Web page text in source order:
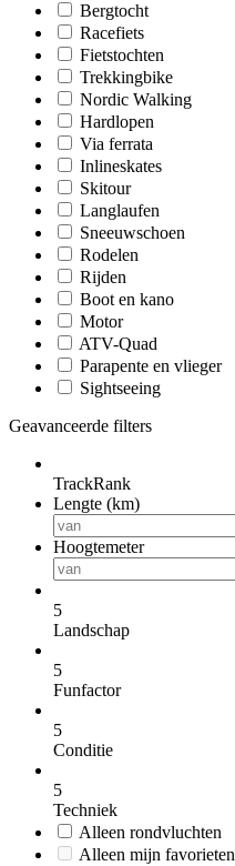
Bergtocht
Racefiets
Fietstochten
Trekkingbike
Nordic Walking
Hardlopen
Via ferrata
Inlineskates
Skitour
Langlaufen
Sneeuwschoen
Rodelen
Rijden
Boot en kano
Motor
ATV-Quad
Parapente en vlieger
Sightseeing
Geavanceerde filters
TrackRank
Lengte (km)
Hoogtemeter
5
Landschap
5
Funfactor
5
Conditie
5
Techniek
Alleen rondvluchten
Alleen mijn favorieten